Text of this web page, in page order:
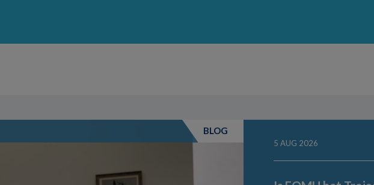
BLOG
5 AUG 2026